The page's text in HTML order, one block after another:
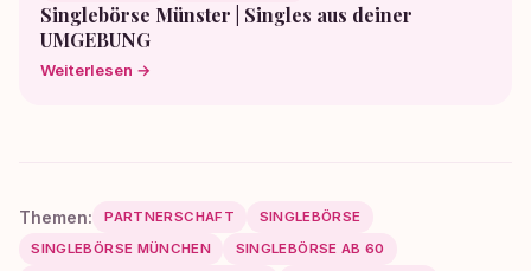
Singlebörse Münster | Singles aus deiner
UMGEBUNG
Weiterlesen →
Themen: PARTNERSCHAFT
SINGLEBÖRSE
SINGLEBÖRSE MÜNCHEN
SINGLEBÖRSE AB 60